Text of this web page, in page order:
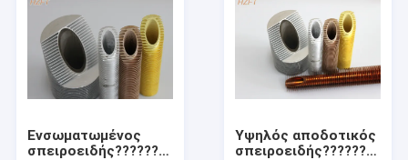
Ενσωματωμένος
σπειροειδής??????????
Υψηλός αποδοτικός
σπειροειδής??????????